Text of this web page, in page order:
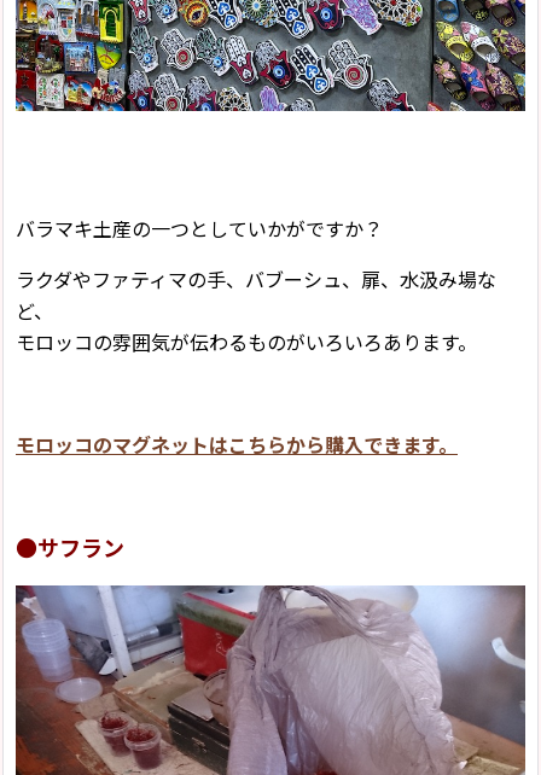
バラマキ土産の一つとしていかがですか？
ラクダやファティマの手、バブーシュ、扉、水汲み場な
ど、
モロッコの雰囲気が伝わるものがいろいろあります。
モロッコのマグネットはこちらから購入できます。
●サフラン